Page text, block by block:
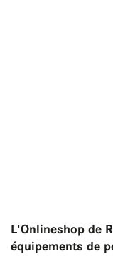
L'Onlineshop de
équipements de